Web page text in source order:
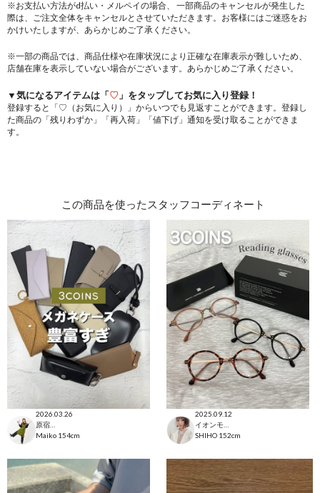
※お支払い方法がd払い・メルペイの場合、 一部商品のキャンセルが発生した
際は、ご注文全体をキャンセルとさせていただきます。お客様にはご迷惑をお
かけいたしますが、あらかじめご了承ください。
※一部の商品では、商品仕様や在庫状況により正確な在庫表示が難しいため、
店舗在庫を表示していない場合がございます。あらかじめご了承ください。
▼気になるアイテムは「♡ 」をタップしてお気に入り登録！
登録すると「♡（お気に入り）」からいつでも見返すことができます。登録し
た商品の「残りわずか」「再入荷」「値下げ」通知を受け取ることができま
す。
この商品を使ったスタッフコーディネート
2026.03.26
Maiko 154cm
2025.09.12
イオンモール太田店
SHIHO 152cm